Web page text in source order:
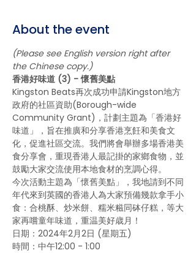
About the event
(Please see English version right after
the Chinese copy.)
香港好味道 (3) - 懷舊美點
Kingston Beats再次成功申請Kingston地方
政府的社區資助(Borough-wide
Community Grant)，計劃主題為「香港好
味道」，旨在推廣和分享香港烹飪和美食文
化，促進社區交流。我們將會舉辦多場香港美
食分享會，重現香港人最記掛的家鄉食物，並
鼓勵大家交流使用本地食材的烹調心得。
今次活動主題為「懷舊美點」，我地請到不同
年代來到英國的香港人為大家預備幾款拿手小
食：合桃酥、炒米餅、糯米糍同砵仔糕，等大
家再嚐童年味道，重温美好歳月！
日期：2024年2月2日 (星期五)
時間：中午12:00 - 1:00